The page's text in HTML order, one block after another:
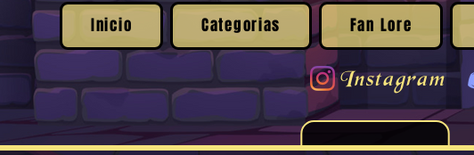
Inicio Categorias Fan Lore
Instagram